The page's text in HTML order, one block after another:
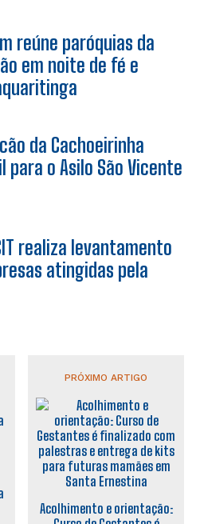
reúne paróquias da
em noite de fé e
da Cachoeirinha
para o Asilo São Vicente
realiza levantamento
atingidas pela
PRÓXIMO ARTIGO
Acolhimento e orientação: